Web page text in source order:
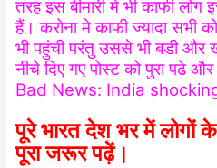
तरह इस बीमारी मे भी काफी
हैं। करोना मे काफी ज्यादा सभी
भी पहुंची परंतु उससे भी बडी और
नीचे दिए गए पोस्ट को पुरा
Bad News: India
पूरे भारत देश भर में लोगों
पूरा जरूर पढ़ें।